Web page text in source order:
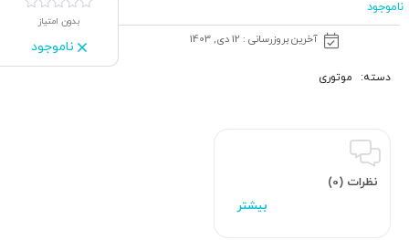
ناموجود
آخرین بروزرسانی : 12 دی, 1403
بدون امتیاز
ناموجود
دسته: موتوری
نظرات (0)